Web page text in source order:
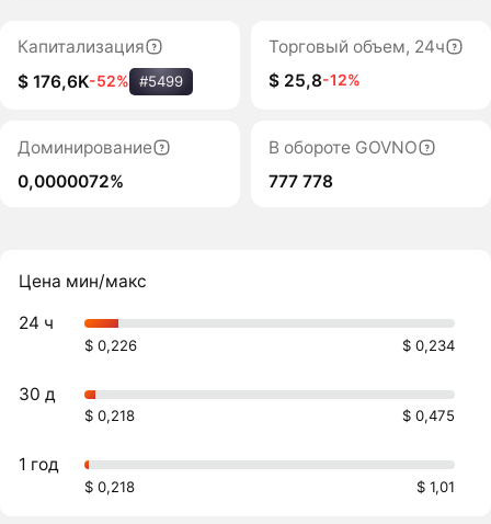
Капитализация
$ 176,6K-52% #5499
Торговый объем, 24ч
$ 25,8-12%
Доминирование
0,0000072%
В обороте GOVNO
777 778
Цена мин/макс
24 ч
$ 0,226 $ 0,234
30 д
$ 0,218 $ 0,475
1 год
$ 0,218 $ 1,01